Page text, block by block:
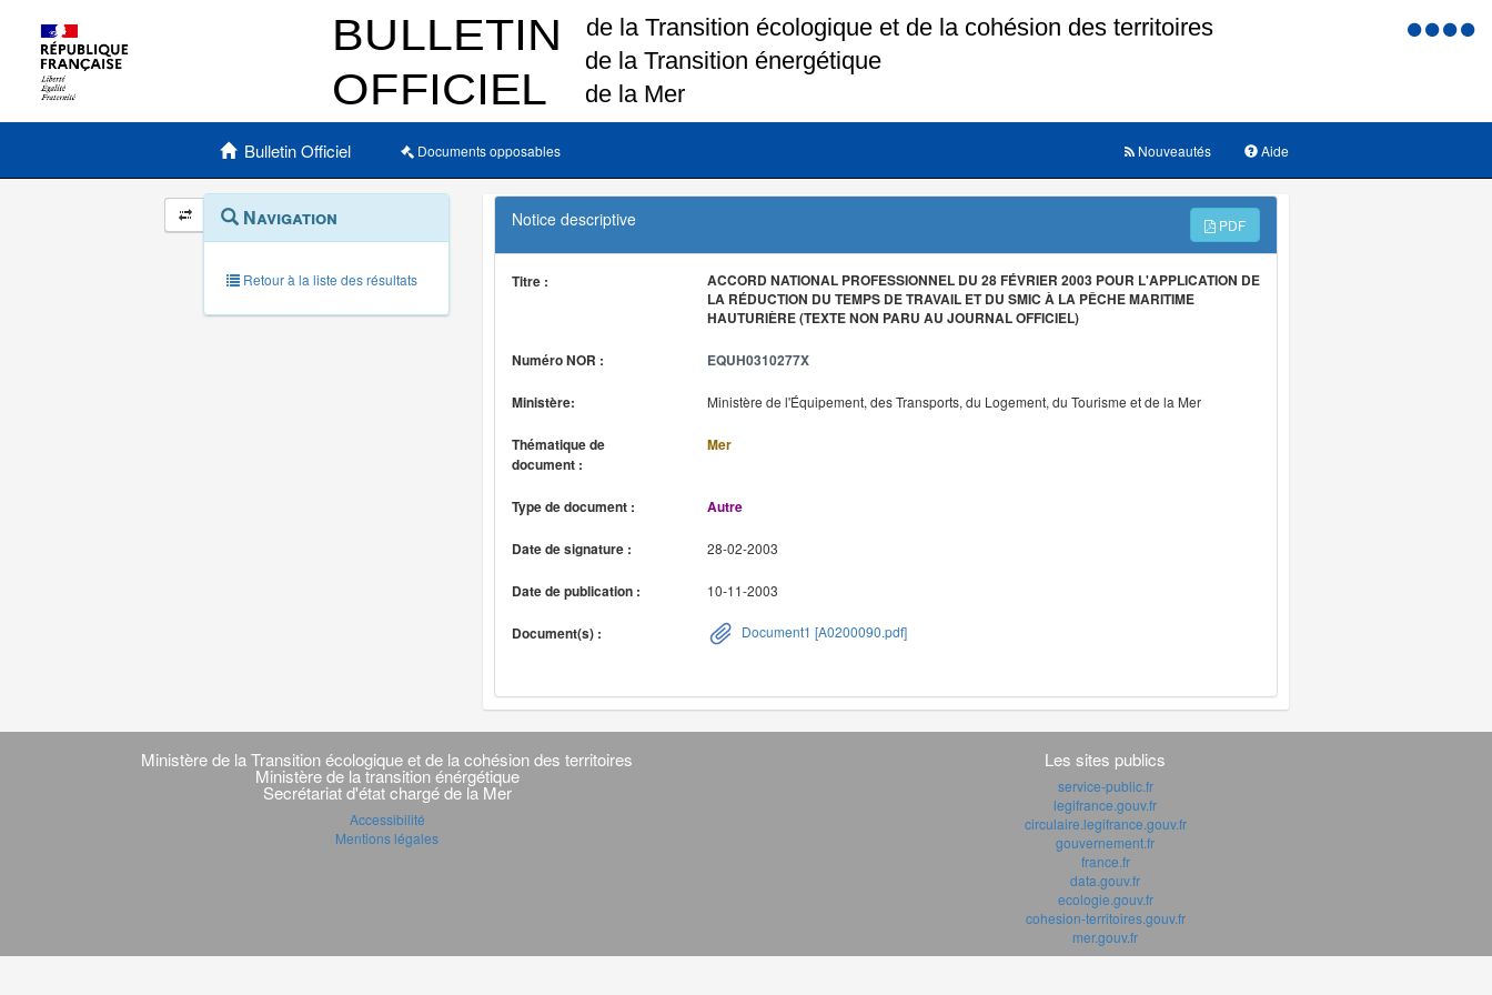
Menu
Menu principal
Bulletin Officiel Documents opposables Aide
Nouveautés
Navigation
et
outils
annexes
Menu
contextuel
Navigation
Retour à la liste des résultats
Notice descriptive PDF
Titre :
ACCORD NATIONAL PROFESSIONNEL DU 28 FÉVRIER 2003 POUR L'APPLICATION DE
LA RÉDUCTION DU TEMPS DE TRAVAIL ET DU SMIC À LA PÊCHE MARITIME
HAUTURIÈRE (TEXTE NON PARU AU JOURNAL OFFICIEL)
Numéro NOR : EQUH0310277X
Ministère: Ministère de l'Équipement, des Transports, du Logement, du Tourisme et de la Mer
Thématique de
document :
Mer
Type de document : Autre
Date de signature : 28-02-2003
Date de publication : 10-11-2003
Document(s) : Document1 [A0200090.pdf]
Navigation
transverseMinistère de la Transition écologique et de la cohésion des territoires
Ministère de la transition énérgétique
Secrétariat d'état chargé de la Mer
Accessibilité
Mentions légales
Les sites publics
service-public.fr
legifrance.gouv.fr
circulaire.legifrance.gouv.fr
gouvernement.fr
france.fr
data.gouv.fr
ecologie.gouv.fr
cohesion-territoires.gouv.fr
mer.gouv.fr